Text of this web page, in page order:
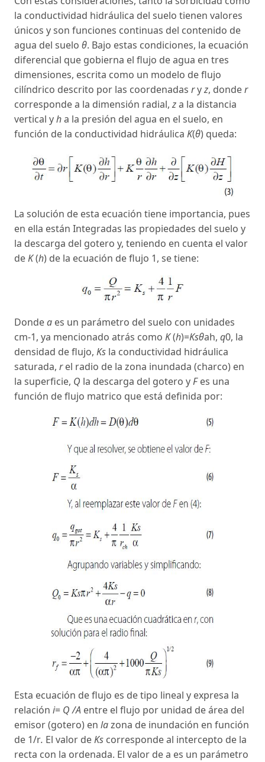
la conductividad hidráulica del suelo tienen valores
únicos y son funciones continuas del contenido de
agua del suelo θ. Bajo estas condiciones, la ecuación
diferencial que gobierna el flujo de agua en tres
dimensiones, escrita como un modelo de flujo
cilíndrico descrito por las coordenadas ryz, donder
corresponde a la dimensión radial,za la distancia
vertical yha la presión del agua en el suelo, en
función de la conductividad hidráulica K(θ) queda:
La solución de esta ecuación tiene importancia, pues
en ella están Integradas las propiedades del suelo y
la descarga del gotero y, teniendo en cuenta el valor
deK(h) de la ecuación de flujo 1, se tiene:
Dondea es un parámetro del suelo con unidades
cm-1, ya mencionado atrás como K(h)=Ksθah, q0, la
densidad de flujo, Ks la conductividad hidráulica
saturada, rel radio de la zona inundada (charco) en
la superficie, Q la descarga del gotero yFes una
función de flujo matrico que está definida por:
Esta ecuación de flujo es de tipo lineal y expresa la
relación i= Q /A entre el flujo por unidad de área del
emisor (gotero) en lazona de inundación en función
de 1/r. El valor deKs corresponde al intercepto de la
recta con la ordenada. El valor de a es un parámetro